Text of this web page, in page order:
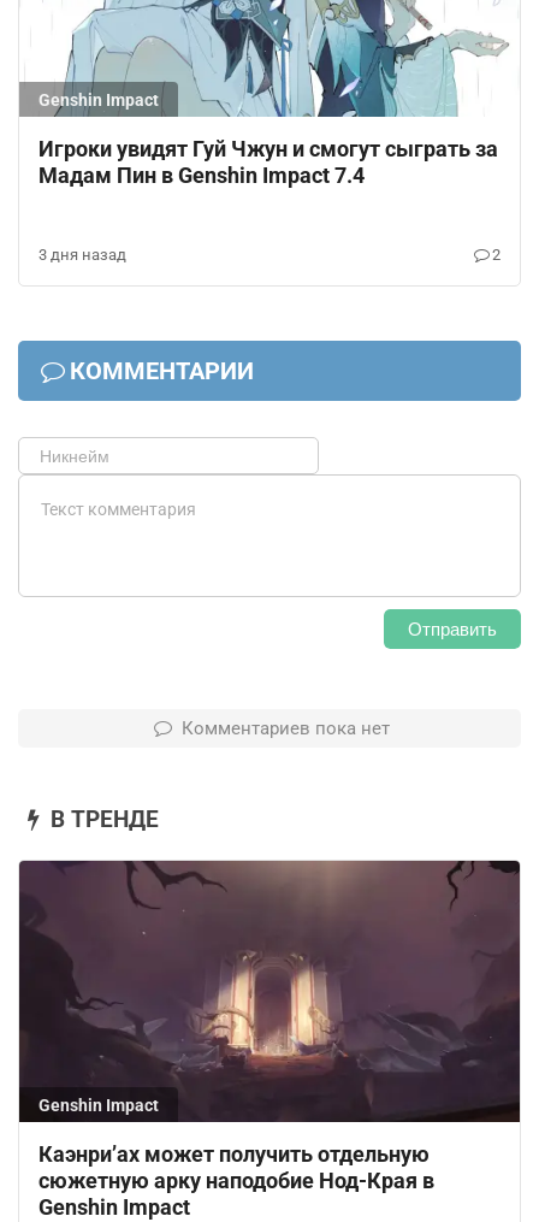
Genshin Impact
Игроки увидят Гуй Чжун и смогут сыграть за
Мадам Пин в Genshin Impact 7.4
3 дня назад 2
КОММЕНТАРИИ
Отправить
Комментариев пока нет
В ТРЕНДЕ
Genshin Impact
Каэнри’ах может получить отдельную
сюжетную арку наподобие Нод-Края в
Genshin Impact